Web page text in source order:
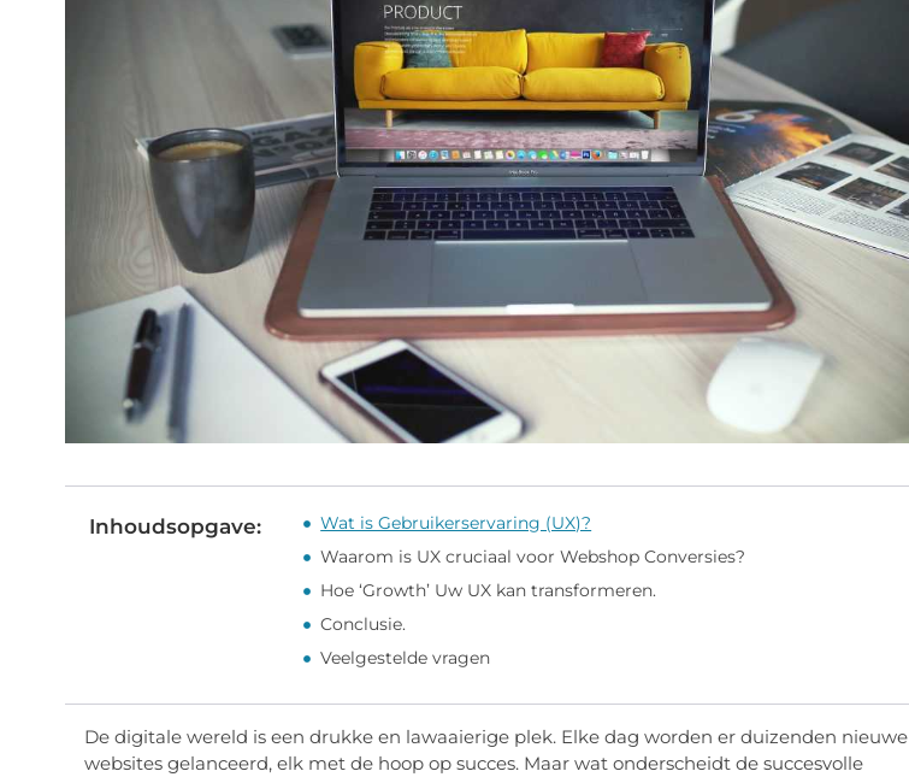
Inhoudsopgave:
Wat is Gebruikerservaring (UX)?
Waarom is UX cruciaal voor Webshop Conversies?
Hoe ‘Growth’ Uw UX kan transformeren.
Conclusie.
Veelgestelde vragen
De digitale wereld is een drukke en lawaaierige plek. Elke dag worden er duizenden nieuwe
websites gelanceerd, elk met de hoop op succes. Maar wat onderscheidt de succesvolle